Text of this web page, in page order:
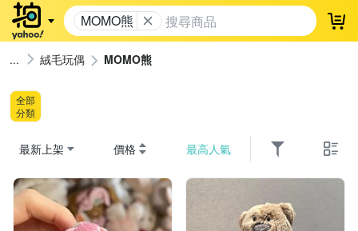
MOMO熊 登
絨毛玩偶 MOMO熊
全部
分類
最新上架 價格 最高人氣